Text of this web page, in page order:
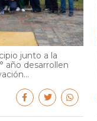
junto a la
año desarrollen